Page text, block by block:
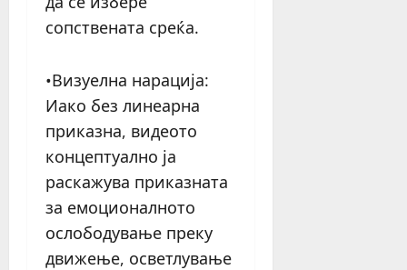
сопствената среќа.
•Визуелна нарација:
Иако без линеарна
приказна, видеото
концептуално ја
раскажува приказната
за емоционалното
ослободување преку
движење, осветлување